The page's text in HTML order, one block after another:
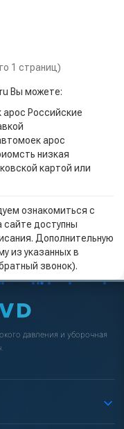
1 страниц)
Вы можете:
арос Российские
арос
низкая
картой или
ознакомиться с
сайте доступны
Дополнительную
из указанных в
звонок).
давления и уборочная